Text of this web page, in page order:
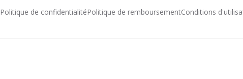
Politique de confidentialitéPolitique de remboursementConditions